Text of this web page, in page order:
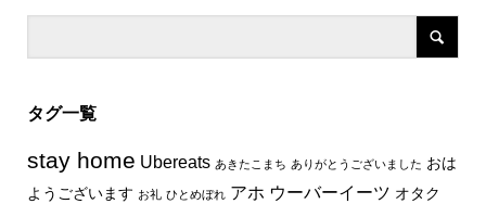
タグ一覧
stay home Ubereats あきたこまち ありがとうございました おは
ようございます お礼 ひとめぼれ アホ ウーバーイーツ オタク